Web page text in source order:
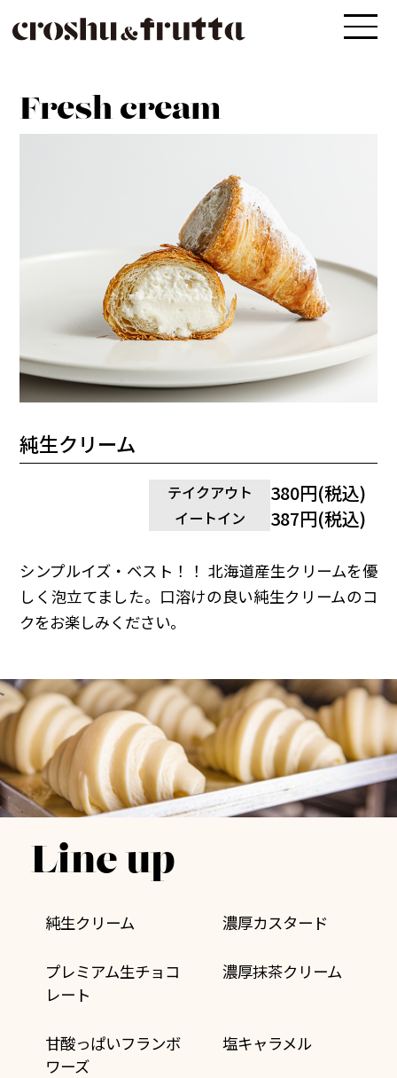
Fresh cream
純生クリーム
テイクアウト 380円(税込)
イートイン 387円(税込)
シンプルイズ・ベスト！！ 北海道産生クリームを優
しく泡立てました。口溶けの良い純生クリームのコ
クをお楽しみください。
Line up
純生クリーム 濃厚カスタード
プレミアム生チョコ
レート
濃厚抹茶クリーム
甘酸っぱいフランボ
ワーズ
塩キャラメル